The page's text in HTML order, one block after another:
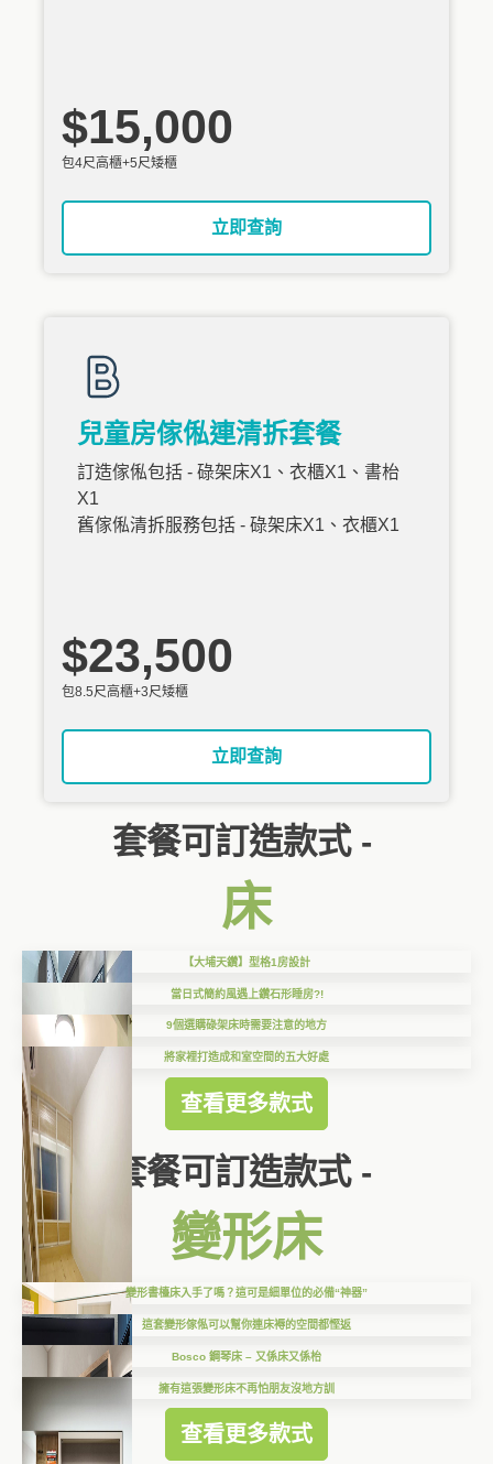
$15,000
包4尺高櫃+5尺矮櫃
立即查詢
兒童房傢俬連清拆套餐
訂造傢俬包括 - 碌架床X1、衣櫃X1、書枱
X1
舊傢俬清拆服務包括 - 碌架床X1、衣櫃X1
$23,500
包8.5尺高櫃+3尺矮櫃
立即查詢
套餐可訂造款式 -
床
【大埔天鑽】型格1房設計
當日式簡約風遇上鑽石形睡房?!
9個選購碌架床時需要注意的地方
將家裡打造成和室空間的五大好處
查看更多款式
套餐可訂造款式 -
變形床
變形書檯床入手了嗎？這可是細單位的必備“神器”
這套變形傢俬可以幫你連床褥的空間都慳返
Bosco 鋼琴床 – 又係床又係枱
擁有這張變形床不再怕朋友沒地方訓
查看更多款式